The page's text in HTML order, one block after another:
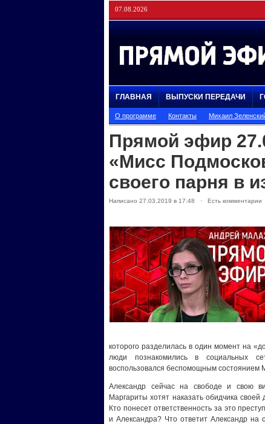
07.08.2026
ГЛАВНАЯ ВЫПУСКИ ПЕРЕДАЧИ
О программе Контакты Михаил
Прямой эфир
«Мисс
своего парня в
Написано 27.03.2019 в 17:48 · Есть комментарии
которого разделилась в один момент на
люди познакомились в социальных
воспользовался беспомощным состоянием
Александр сейчас на свободе и свою
Маргариты хотят наказать обидчика
Кто понесет ответственность за это
и Александра? Что ответит Александр на